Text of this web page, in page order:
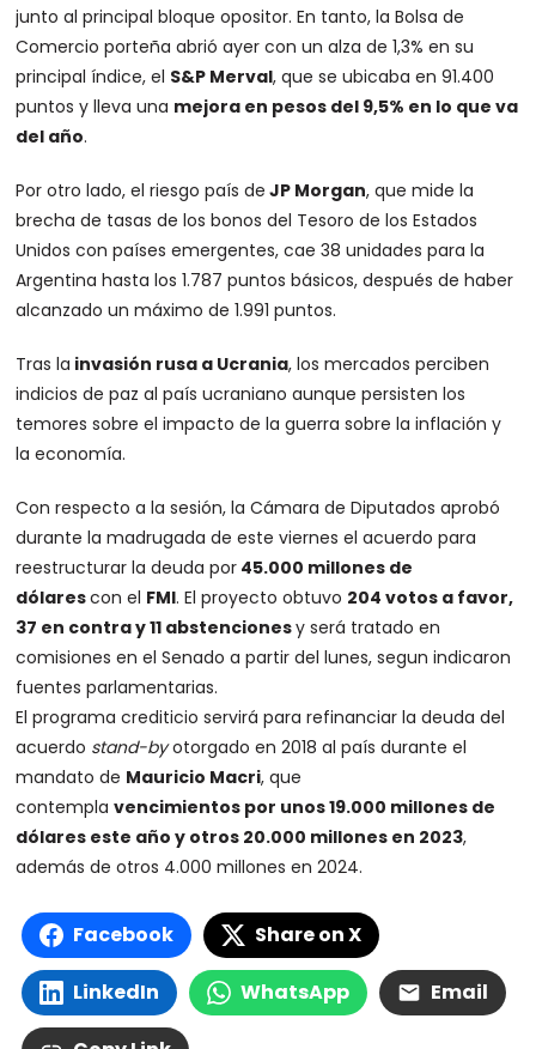
junto al principal bloque opositor. En tanto, la Bolsa de
Comercio porteña abrió ayer con un alza de 1,3% en su
principal índice, el S&P Merval, que se ubicaba en 91.400
puntos y lleva una mejora en pesos del 9,5% en lo que va
del año.
Por otro lado, el riesgo país de JP Morgan, que mide la
brecha de tasas de los bonos del Tesoro de los Estados
Unidos con países emergentes, cae 38 unidades para la
Argentina hasta los 1.787 puntos básicos, después de haber
alcanzado un máximo de 1.991 puntos.
Tras la invasión rusa a Ucrania, los mercados perciben
indicios de paz al país ucraniano aunque persisten los
temores sobre el impacto de la guerra sobre la inflación y
la economía.
Con respecto a la sesión, la Cámara de Diputados aprobó
durante la madrugada de este viernes el acuerdo para
reestructurar la deuda por 45.000 millones de
dólarescon el FMI. El proyecto obtuvo 204 votos a favor,
37 en contra y 11 abstencionesy será tratado en
comisiones en el Senado a partir del lunes, segun indicaron
fuentes parlamentarias.
El programa crediticio servirá para refinanciar la deuda del
acuerdo stand-byotorgado en 2018 al país durante el
mandato de Mauricio Macri, que
contemplavencimientos por unos 19.000 millones de
dólares este año y otros 20.000 millones en 2023,
además de otros 4.000 millones en 2024.
Facebook Share on X
LinkedIn WhatsApp Email